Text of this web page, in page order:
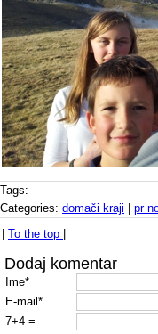
Tags:
Categories: domači kraji | pr
| To the top |
Dodaj komentar
Ime*
E-mail*
7+4 =